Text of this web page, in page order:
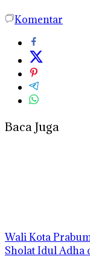
Komentar
Baca Juga
Wali Kota
Sholat Idul Adha